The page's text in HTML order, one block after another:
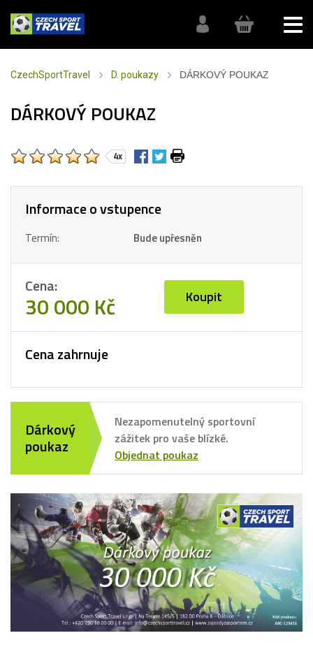
CzechSportTravel D. poukazy DÁRKOVÝ POUKAZ
DÁRKOVÝ POUKAZ
4x
Informace o vstupence
Termín: Bude upřesněn
Cena:
30 000 Kč Koupit
Cena zahrnuje
Dárkový
poukaz
Nezapomenutelný sportovní
zážitek pro vaše blízké.
Objednat poukaz